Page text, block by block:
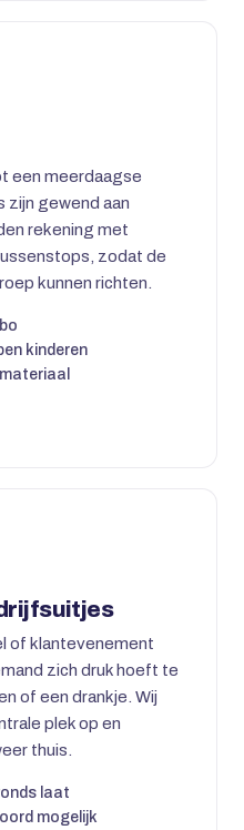
een meerdaagse
zijn gewend aan
rekening met
zodat de
kunnen richten.
kinderen
of klantevenement
zich druk hoeft te
of een drankje. Wij
plek op en
thuis.
laat
mogelijk